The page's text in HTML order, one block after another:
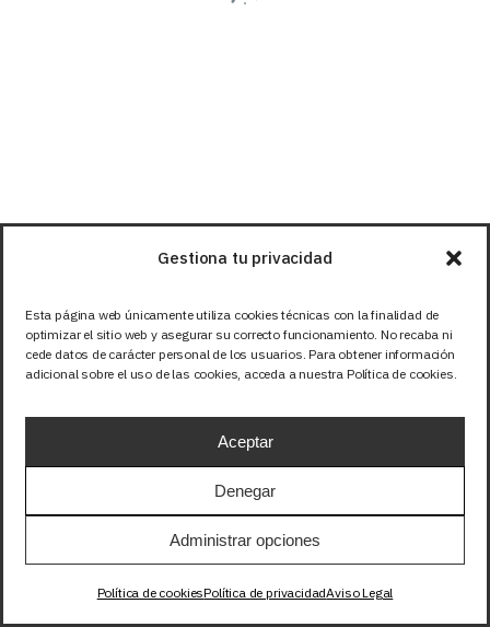
Gestiona tu privacidad
Esta página web únicamente utiliza cookies técnicas con la finalidad de
optimizar el sitio web y asegurar su correcto funcionamiento. No recaba ni
cede datos de carácter personal de los usuarios. Para obtener información
adicional sobre el uso de las cookies, acceda a nuestra Política de cookies.
Aceptar
Denegar
Administrar opciones
Política de cookiesPolítica de privacidadAviso Legal
Productos
relacionados